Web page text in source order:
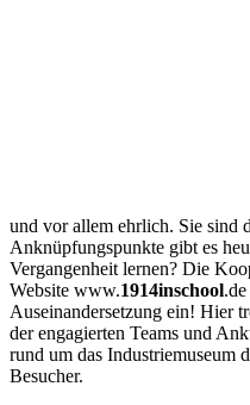
und vor allem ehrlich. Sie sind
An­knüpfungspunkte gibt es
Vergangenheit lernen? Die
Website www.1914inschool
Auseinandersetzung ein! Hier
der engagierten Teams und
rund um das Industriemuseum
Besu­cher.